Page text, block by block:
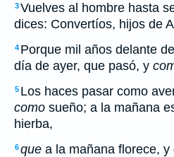
3Vuelves al hombre hasta
dices: Convertíos, hijos de
4 Porque mil años delante
día de ayer, que pasó, y
5 Los haces pasar como
como sueño; a la mañana
hierba,
6que a la mañana florece,